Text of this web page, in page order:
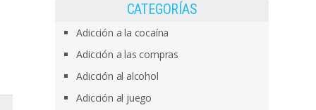
CATEGORÍAS
Adicción a la cocaína
Adicción a las compras
Adicción al alcohol
Adicción al juego